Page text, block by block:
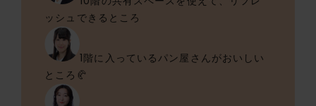
ッシュできるところ
1階に入っているパン屋さんがおいしい
ところ🥐